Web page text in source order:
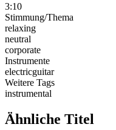
3:10
Stimmung/Thema
relaxing
neutral
corporate
Instrumente
electricguitar
Weitere Tags
instrumental
Ähnliche Titel